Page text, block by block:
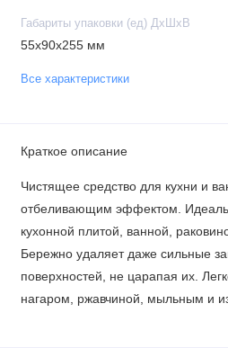
Габариты упаковки (ед) ДхШхВ
55x90x255 мм
Все характеристики
Краткое описание
Чистящее средство для кухни и
отбеливающим эффектом.
кухонной плитой, ванной,
Бережно удаляет даже сильные
поверхностей, не царапая их.
нагаром, ржавчиной, мыльным и